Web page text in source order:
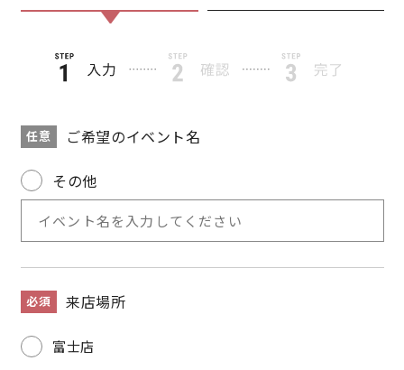
身体に優しい自然素材の家
耐震等級3 & 許容応力度計算 全棟標準
徹底したコストダウンの追求
頑丈で長持ちの外壁
2030年の省エネ基準住宅
任意 ご希望のイベント名
その他
必須 来店場所
富士店